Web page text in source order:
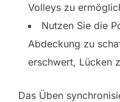
Volleys zu
Nutzen Sie die
Abdeckung zu
erschwert, Lücken
Das Üben